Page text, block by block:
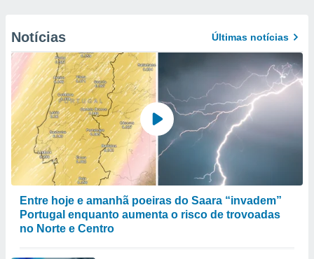
Notícias Últimas notícias
Entre hoje e amanhã poeiras do Saara “invadem”
Portugal enquanto aumenta o risco de trovoadas
no Norte e Centro